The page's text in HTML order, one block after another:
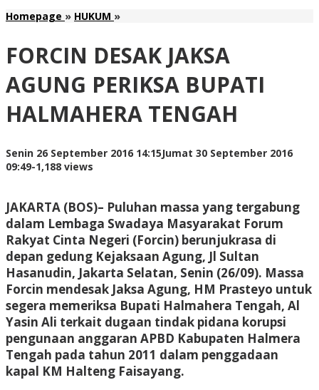
Homepage » HUKUM »FORCIN
AGUNG
BUPATI
HALMAHERA
TENGAH
FORCIN DESAK JAKSA
AGUNG PERIKSA BUPATI
HALMAHERA TENGAH
Senin 26 September 2016 14:15Jumat 30 September 2016
09:49oleh
-1,188 views
JAKARTA (BOS)– Puluhan massa yang tergabung
dalam Lembaga Swadaya Masyarakat Forum
Rakyat Cinta Negeri (Forcin) berunjukrasa di
depan gedung Kejaksaan Agung, Jl Sultan
Hasanudin, Jakarta Selatan, Senin (26/09). Massa
Forcin mendesak Jaksa Agung, HM Prasteyo untuk
segera memeriksa Bupati Halmahera Tengah, Al
Yasin Ali terkait dugaan tindak pidana korupsi
pengunaan anggaran APBD Kabupaten Halmera
Tengah pada tahun 2011 dalam penggadaan
kapal KM Halteng Faisayang.